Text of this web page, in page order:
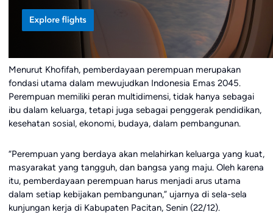
Menurut Khofifah, pemberdayaan perempuan merupakan
fondasi utama dalam mewujudkan Indonesia Emas 2045.
Perempuan memiliki peran multidimensi, tidak hanya sebagai
ibu dalam keluarga, tetapi juga sebagai penggerak pendidikan,
kesehatan sosial, ekonomi, budaya, dalam pembangunan.
“Perempuan yang berdaya akan melahirkan keluarga yang kuat,
masyarakat yang tangguh, dan bangsa yang maju. Oleh karena
itu, pemberdayaan perempuan harus menjadi arus utama
dalam setiap kebijakan pembangunan,” ujarnya di sela-sela
kunjungan kerja di Kabupaten Pacitan, Senin (22/12).